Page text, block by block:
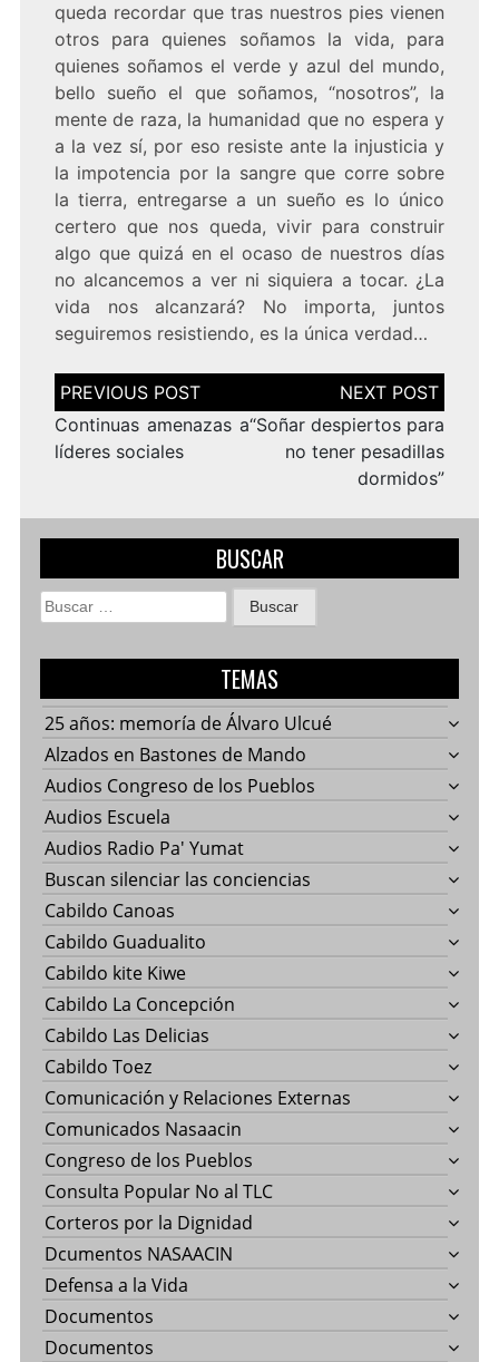
queda recordar que tras nuestros pies vienen
otros para quienes soñamos la vida, para
quienes soñamos el verde y azul del mundo,
bello sueño el que soñamos, “nosotros”, la
mente de raza, la humanidad que no espera y
a la vez sí, por eso resiste ante la injusticia y
la impotencia por la sangre que corre sobre
la tierra, entregarse a un sueño es lo único
certero que nos queda, vivir para construir
algo que quizá en el ocaso de nuestros días
no alcancemos a ver ni siquiera a tocar. ¿La
vida nos alcanzará? No importa, juntos
seguiremos resistiendo, es la única verdad…
Navegación
de
entradas
Continuas amenazas a
líderes sociales
“Soñar despiertos para
no tener pesadillas
dormidos”
BUSCAR
Buscar:
TEMAS
25 años: memoría de Álvaro Ulcué
Alzados en Bastones de Mando
Audios Congreso de los Pueblos
Audios Escuela
Audios Radio Pa' Yumat
Buscan silenciar las conciencias
Cabildo Canoas
Cabildo Guadualito
Cabildo kite Kiwe
Cabildo La Concepción
Cabildo Las Delicias
Cabildo Toez
Comunicación y Relaciones Externas
Comunicados Nasaacin
Congreso de los Pueblos
Consulta Popular No al TLC
Corteros por la Dignidad
Dcumentos NASAACIN
Defensa a la Vida
Documentos
Documentos